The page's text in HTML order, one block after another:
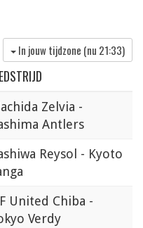
In jouw tijdzone (nu 21:33)
Zelvia -
Antlers
Reysol - Kyoto
United Chiba -
Verdy